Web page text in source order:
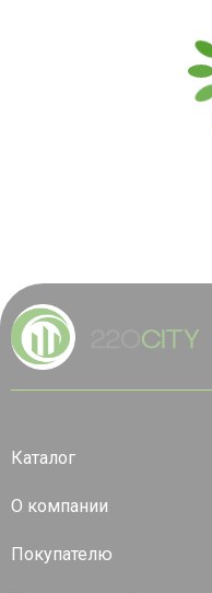
Каталог
О компании
Покупателю